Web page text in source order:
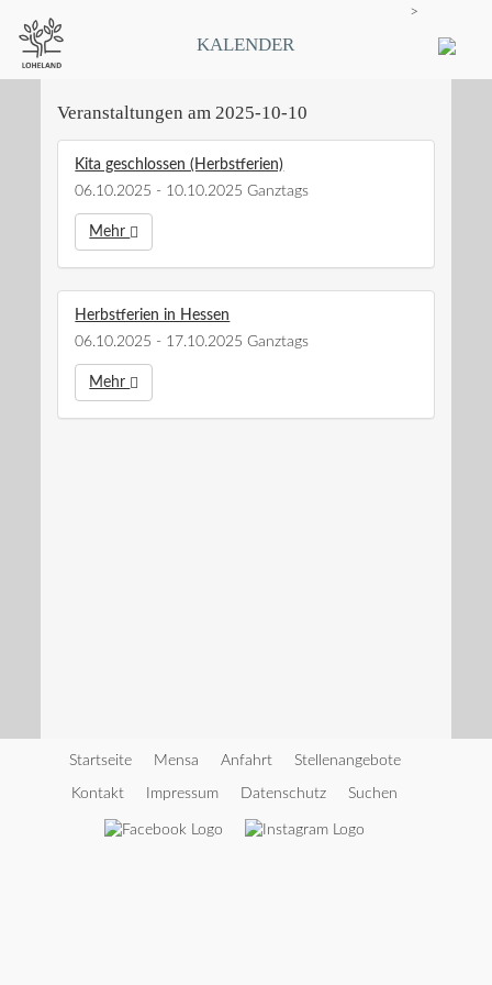
KALENDER
>
Veranstaltungen am 2025-10-10
Kita geschlossen (Herbstferien)
06.10.2025 - 10.10.2025 Ganztags
Mehr
Herbstferien in Hessen
06.10.2025 - 17.10.2025 Ganztags
Mehr
Startseite Mensa Anfahrt Stellenangebote
Kontakt Impressum Datenschutz Suchen